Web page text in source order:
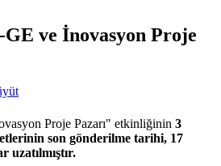
ve İnovasyon Proje
Proje Pazarı" etkinliğinin 3
son gönderilme tarihi, 17
uzatılmıştır.